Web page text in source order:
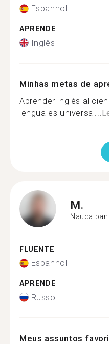
Espanhol
APRENDE
Inglês
Minhas metas de
Aprender inglés al
lengua es universal...
M.
Naucalpan
FLUENTE
Espanhol
APRENDE
Russo
Meus assuntos